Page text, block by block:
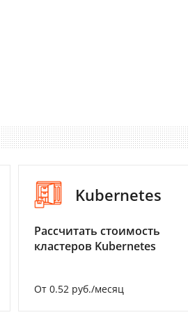
Kubernetes
Рассчитать стоимость
кластеров Kubernetes
От 0.52 руб./месяц